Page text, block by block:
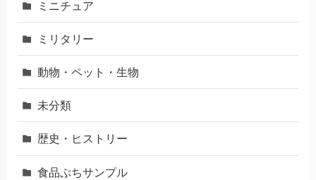
ミニチュア
ミリタリー
動物・ペット・生物
未分類
歴史・ヒストリー
食品ぷちサンプル